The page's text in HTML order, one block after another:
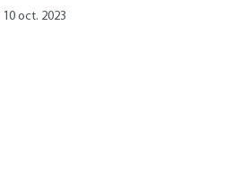
l’utilisation d’alliages à
10 oct. 2023